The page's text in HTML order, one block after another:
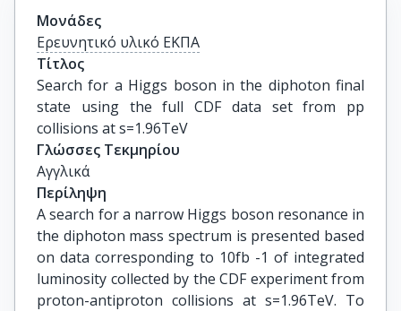
Μονάδες
Ερευνητικό υλικό ΕΚΠΑ
Τίτλος
Search for a Higgs boson in the diphoton final
state using the full CDF data set from pp
collisions at s=1.96TeV
Γλώσσες Τεκμηρίου
Αγγλικά
Περίληψη
A search for a narrow Higgs boson resonance in
the diphoton mass spectrum is presented based
on data corresponding to 10fb -1 of integrated
luminosity collected by the CDF experiment from
proton-antiproton collisions at s=1.96TeV. To